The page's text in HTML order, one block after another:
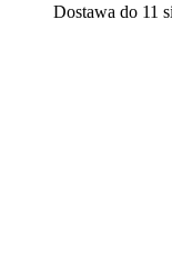
Dostawa do 11